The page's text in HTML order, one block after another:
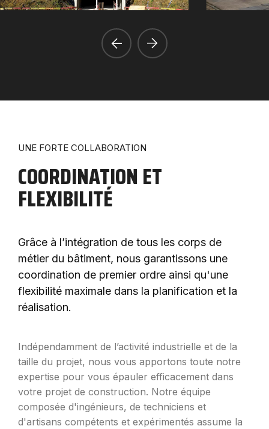
UNE FORTE COLLABORATION
COORDINATION ET
FLEXIBILITÉ
Grâce à l’intégration de tous les corps de
métier du bâtiment, nous garantissons une
coordination de premier ordre ainsi qu'une
flexibilité maximale dans la planification et la
réalisation.
Indépendamment de l’activité industrielle et de la
taille du projet, nous vous apportons toute notre
expertise pour vous épauler efficacement dans
votre projet de construction. Notre équipe
composée d'ingénieurs, de techniciens et
d'artisans compétents et expérimentés assume la